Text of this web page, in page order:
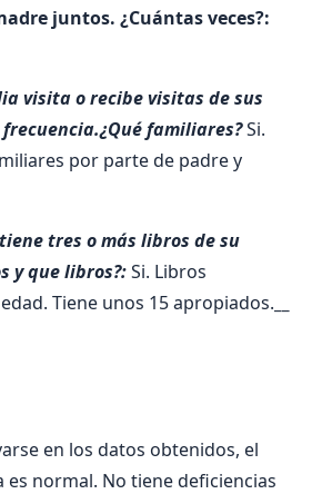
juntos. ¿Cuántas veces?:
visita o recibe visitas de sus
familiares?Si.
por parte de padre y
tres o más libros de su
y que libros?:Si. Libros
Tiene unos 15 apropiados.
en los datos obtenidos, el
normal. No tiene deficiencias